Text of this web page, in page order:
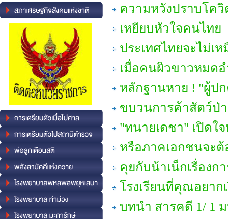
ความหวังปราบโควิ
เหยียบหัวใจคนไทย
ประเทศไทยจะไม่เ
เมื่อคนผิวขาวหมด
หลักฐานหาย ! "ผู้ป
ขบวนการค้าสัตว์ป่า
"ทนายเดชา" เปิดใ
หรือภาคเอกชนจะต้
คุยกับน้าเน็กเรื่องก
โรงเรียนที่คุณอยาก
บทนำ สารคดี 1/ 1